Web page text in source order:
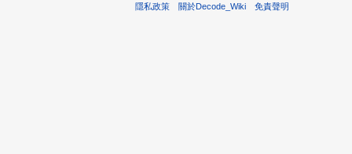
隱私政策 關於Decode_Wiki 免責聲明